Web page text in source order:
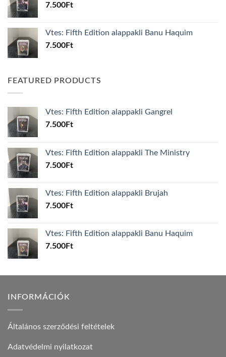
7.500Ft
Vtes: Fifth Edition alappakli Banu Haquim
7.500Ft
FEATURED PRODUCTS
Vtes: Fifth Edition alappakli Gangrel
7.500Ft
Vtes: Fifth Edition alappakli The Ministry
7.500Ft
Vtes: Fifth Edition alappakli Brujah
7.500Ft
Vtes: Fifth Edition alappakli Banu Haquim
7.500Ft
INFORMÁCIÓK
Általános szerződési feltételek
Adatvédelmi nyilatkozat